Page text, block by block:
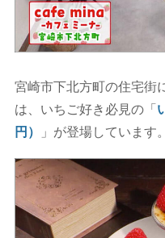
宮崎市下北方町の住宅街
は、いちご好き必見の「
円）
」が登場しています。